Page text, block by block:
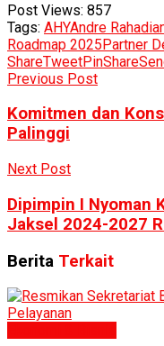
Post Views: 857
Tags: AHYAndre
Roadmap 2025Partner
ShareTweetPinShare
Previous Post
Komitmen dan
Palinggi
Next Post
Dipimpin I Nyoman
Jaksel 2024-2027
Berita Terkait